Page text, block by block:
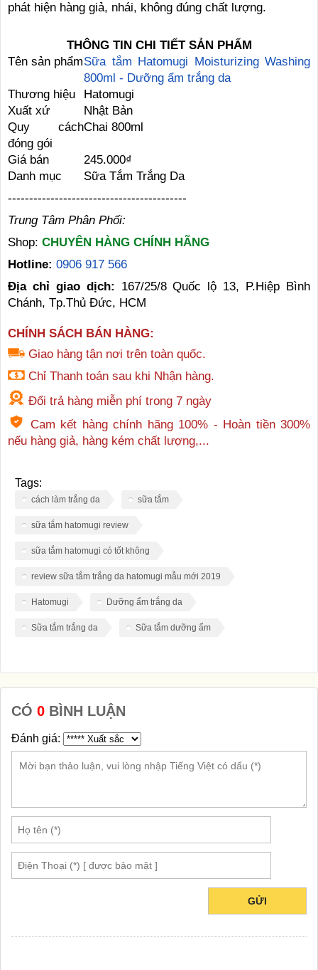
phát hiện hàng giả, nhái, không đúng chất lượng.
THÔNG TIN CHI TIẾT SẢN PHẨM
Tên sản phẩmSữa tắm Hatomugi Moisturizing Washing
800ml - Dưỡng ẩm trắng da
Thương hiệu
Hatomugi
Xuất xứ
Nhật Bản
Quy cách
đóng gói
Chai 800ml
Giá bán
245.000₫
Danh mục
Sữa Tắm Trắng Da
------------------------------------------
Trung Tâm Phân Phối:
Shop: CHUYÊN HÀNG CHÍNH HÃNG
Hotline: 0906 917 566
Địa chỉ giao dịch: 167/25/8 Quốc lộ 13, P.Hiệp Bình
Chánh, Tp.Thủ Đức, HCM
CHÍNH SÁCH BÁN HÀNG:
Giao hàng tận nơi trên toàn quốc.
Chỉ Thanh toán sau khi Nhận hàng.
Đổi trả hàng miễn phí trong 7 ngày
Cam kết hàng chính hãng 100% - Hoàn tiền 300%
nếu hàng giả, hàng kém chất lượng,...
Tags:
cách làm trắng da sữa tắm
sữa tắm hatomugi review
sữa tắm hatomugi có tốt không
review sữa tắm trắng da hatomugi mẫu mới 2019
Hatomugi Dưỡng ẩm trắng da
Sữa tắm trắng da Sữa tắm dưỡng ẩm
CÓ 0 BÌNH LUẬN
Đánh giá:
GỬI